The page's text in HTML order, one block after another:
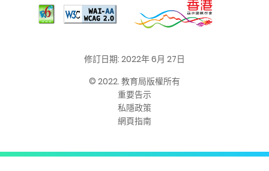
修訂日期: 2022年 6月 27日
© 2022. 教育局版權所有
重要告示
私隱政策
網頁指南